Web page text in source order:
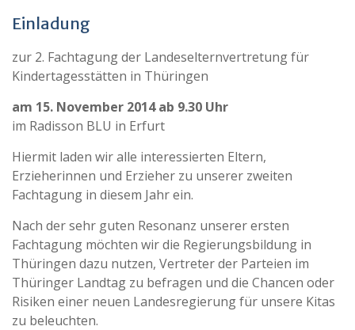
Einladung
zur 2. Fachtagung der Landeselternvertretung für
Kindertagesstätten in Thüringen
am 15. November 2014 ab 9.30 Uhr
im Radisson BLU in Erfurt
Hiermit laden wir alle interessierten Eltern,
Erzieherinnen und Erzieher zu unserer zweiten
Fachtagung in diesem Jahr ein.
Nach der sehr guten Resonanz unserer ersten
Fachtagung möchten wir die Regierungsbildung in
Thüringen dazu nutzen, Vertreter der Parteien im
Thüringer Landtag zu befragen und die Chancen oder
Risiken einer neuen Landesregierung für unsere Kitas
zu beleuchten.